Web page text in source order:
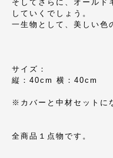
そしてさらに、オールド
していくでしょう。
一生物として、美しい色
サイズ：
縦：40cm 横：40cm
※カバーと中材セットに
全商品１点物です。